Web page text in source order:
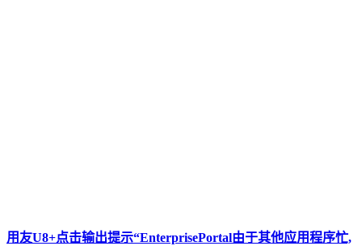
用友U8+点击输出提示“EnterprisePortal由于其他应用程序忙,